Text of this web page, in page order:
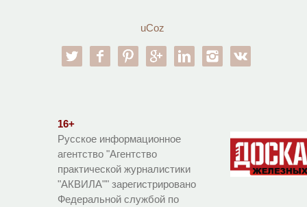
uCoz
twitter facebookpinterestgoogle-pllinkedin instagram
16+
Русское информационное
агентство "Агентство
практической журналистики
"АКВИЛА"" зарегистрировано
Федеральной службой по